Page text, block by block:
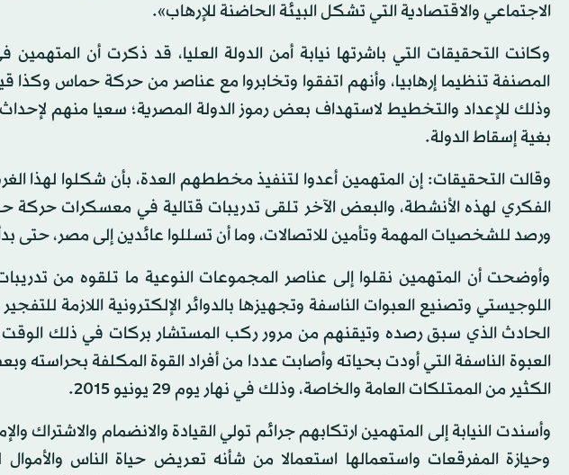
الاجتماعي والاقتصادية التي تشكل البيئة الحاضنة للإرهاب».
وكانت التحقيقات التي باشرتها نيابة أمن الدولة العليا، قد ذكرت أن
المصنفة تنظيما إرهابيا، وأنهم اتفقوا وتخابروا مع عناصر من حركة حماس وكذا
وذلك للإعداد والتخطيط لاستهداف بعض رموز الدولة المصرية؛ سعيا منهم لإحداث
بغية إسقاط الدولة.
وقالت التحقيقات: إن المتهمين أعدوا لتنفيذ مخططهم العدة، بأن شكلوا لهذا
الفكري لهذه الأنشطة، والبعض الآخر تلقى تدريبات قتالية في معسكرات حركة
ورصد للشخصيات المهمة وتأمين للاتصالات، وما أن تسللوا عائدين إلى مصر، حتى
وأوضحت أن المتهمين نقلوا إلى عناصر المجموعات النوعية ما تلقوه من
اللوجيستي وتصنيع العبوات الناسفة وتجهيزها بالدوائر الإلكترونية اللازمة
الحادث الذي سبق رصده وتيقنهم من مرور ركب المستشار بركات في ذلك الوقت
العبوة الناسفة التي أودت بحياته وأصابت عددا من أفراد القوة المكلفة بحراسته
الكثير من الممتلكات العامة والخاصة، وذلك في نهار يوم 29 يونيو 2015.
وأسندت النيابة إلى المتهمين ارتكابهم جرائم تولي القيادة والانضمام والاشتراك
وحيازة المفرقعات واستعمالها استعمالا من شأنه تعريض حياة الناس